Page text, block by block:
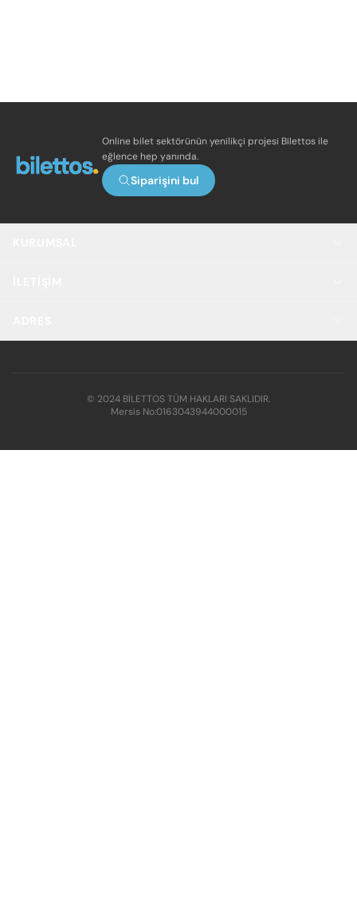
Online bilet sektörünün yenilikçi projesi Bilettos ile
eğlence hep yanında.
Siparişini bul
© 2024 BİLETTOS TÜM HAKLARI SAKLIDIR.
Mersis No:0163043944000015